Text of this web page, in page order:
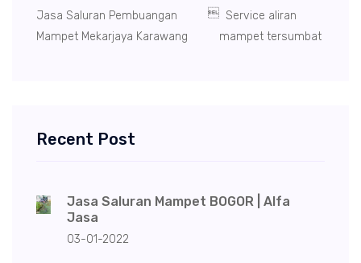
Jasa Saluran Pembuangan
Mampet Mekarjaya Karawang
Service aliran
mampet tersumbat
Recent Post
Jasa Saluran Mampet BOGOR | Alfa
Jasa
03-01-2022